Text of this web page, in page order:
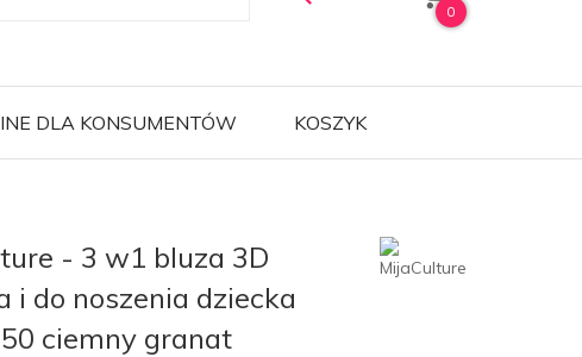
0
DLA KONSUMENTÓW KOSZYK
- 3 w1 bluza 3D
i do noszenia dziecka
ciemny granat